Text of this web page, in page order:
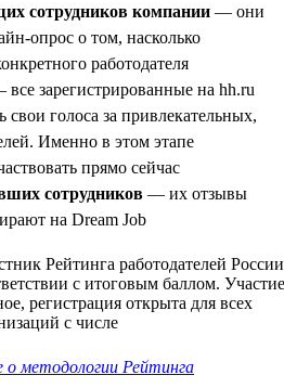
сотрудников компании — они
опрос о том, насколько
работодателя
зарегистрированные на hh.ru
свои голоса за привлекательных,
Именно в этом этапе
прямо сейчас
сотрудников — их отзывы
на Dream Job
о методологии Рейтинга